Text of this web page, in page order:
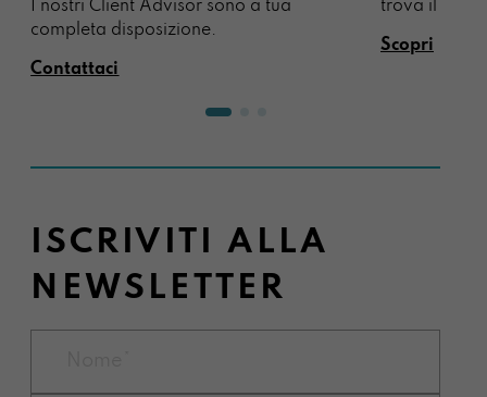
I nostri Client Advisor sono a tua
completa disposizione.
Contattaci
trova il
Scopri
ISCRIVITI ALLA
NEWSLETTER